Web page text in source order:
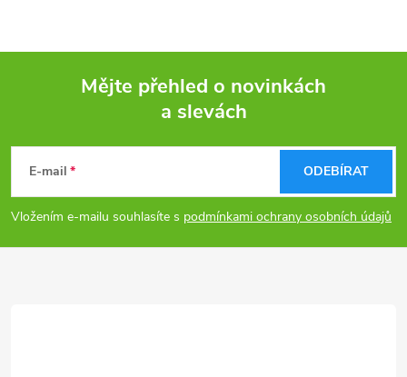
p
a
Mějte přehled o novinkách
a slevách
E-mail
Vložením e-mailu souhlasíte s podmínkami ochrany osobních údajů
ODEBÍRAT